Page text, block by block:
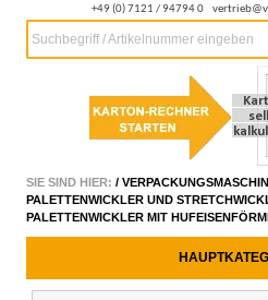
+49 (0) 7121 / 94794 0
Suchbegriff / Artikelnummer eingeben
SIE SIND HIER: /
PALETTENWICKLER UND
PALETTENWICKLER MIT